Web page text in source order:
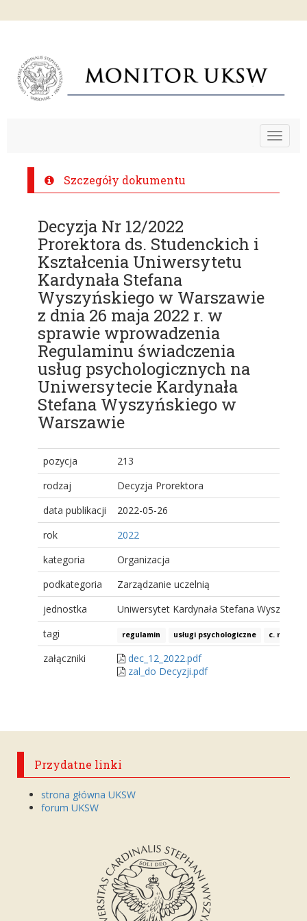
Toggle
Szczegóły dokumentu
Decyzja Nr 12/2022
Prorektora ds. Studenckich i
Kształcenia Uniwersytetu
Kardynała Stefana
Wyszyńskiego w Warszawie
z dnia 26 maja 2022 r. w
sprawie wprowadzenia
Regulaminu świadczenia
usług psychologicznych na
Uniwersytecie Kardynała
Stefana Wyszyńskiego w
Warszawie
pozycja
213
rodzaj
Decyzja Prorektora
data publikacji
2022-05-26
rok
2022
kategoria
Organizacja
podkategoria
Zarządzanie uczelnią
jednostka
Uniwersytet Kardynała Stefana
tagi
regulamin usługi psychologiczne c.
załączniki
dec_12_2022.pdf
zal_do Decyzji.pdf
Przydatne linki
strona główna UKSW
forum UKSW